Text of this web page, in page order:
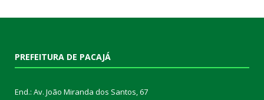
PREFEITURA DE PACAJÁ
End.: Av. João Miranda dos Santos, 67